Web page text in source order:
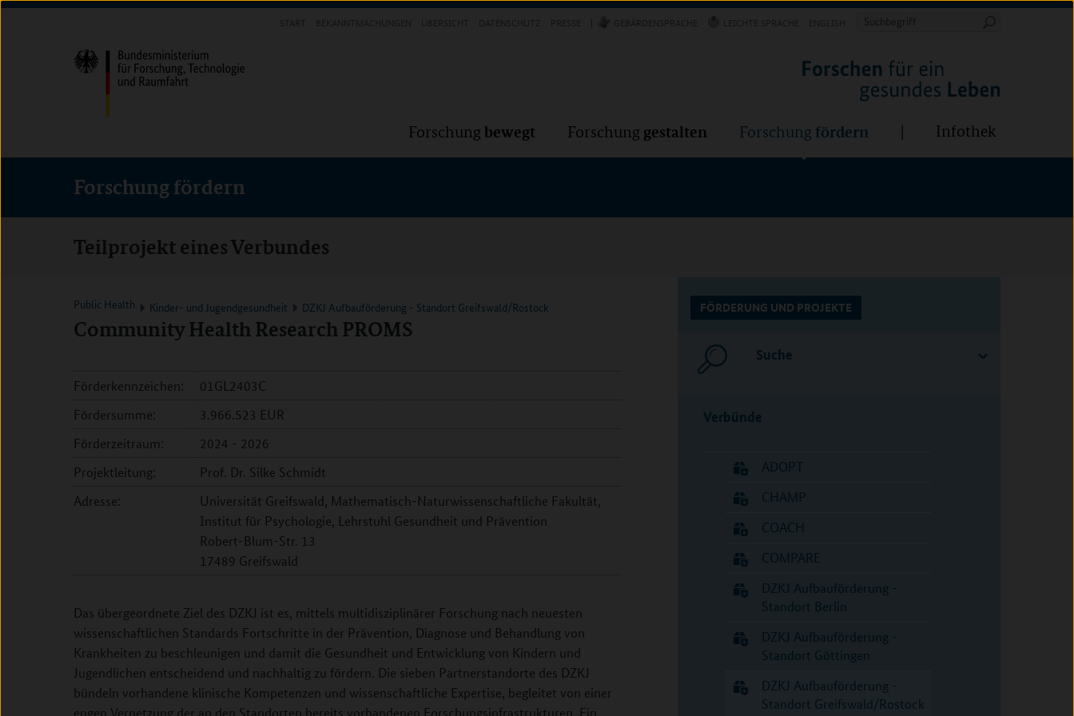
Direkt
(Eingabetaste)
Direkt
(Eingabetaste)
Direkt
(Eingabetaste)
Suchbegriff
Forschung bewegt Forschung gestalten Forschung fördern Infothek
Forschung fördern
Teilprojekt eines Verbundes
Public Health Kinder- und Jugendgesundheit DZKJ Aufbauförderung - Standort Greifswald/Rostock
Community Health Research PROMS
Förderkennzeichen:
01GL2403C
Fördersumme:
3.966.523 EUR
Förderzeitraum:
2024 - 2026
Projektleitung:
Prof. Dr. Silke Schmidt
Adresse:
Universität Greifswald, Mathematisch-Naturwissenschaftliche Fakultät,
Institut für Psychologie, Lehrstuhl Gesundheit und Prävention
Robert-Blum-Str. 13
17489 Greifswald
Das übergeordnete Ziel des DZKJ ist es, mittels multidisziplinärer Forschung nach neuesten
wissenschaftlichen Standards Fortschritte in der Prävention, Diagnose und Behandlung von
Krankheiten zu beschleunigen und damit die Gesundheit und Entwicklung von Kindern und
Jugendlichen entscheidend und nachhaltig zu fördern. Die sieben Partnerstandorte des DZKJ
bündeln vorhandene klinische Kompetenzen und wissenschaftliche Expertise, begleitet von einer
engen Vernetzung der an den Standorten bereits vorhandenen Forschungsinfrastrukturen. Ein
FÖRDERUNG UND PROJEKTE
Suche
Verbünde
ADOPT
CHAMP
COACH
COMPARE
DZKJ Aufbauförderung -
Standort Berlin
DZKJ Aufbauförderung -
Standort Göttingen
DZKJ Aufbauförderung -
Standort Greifswald/Rostock
Forschung Forschung Forschung fördern Infothek